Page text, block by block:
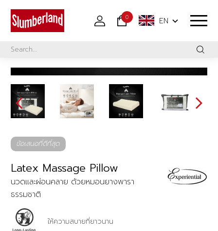
0 EN
ข้อเสนอที่ดีที่สุด
Latex Massage Pillow
นวดและผ่อนคลาย ด้วยหมอนยางพารา
ธรรมชาติ
ให้ความสบายที่ยาวนาน